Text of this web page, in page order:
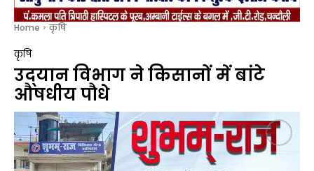
Home कृषि
कृषि
उद्‍यान विभाग ने किसानों में बांटे
औषधीय पौधे